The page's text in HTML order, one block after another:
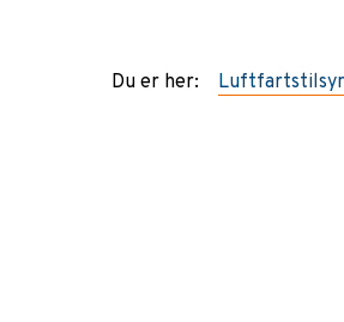
Du er her: